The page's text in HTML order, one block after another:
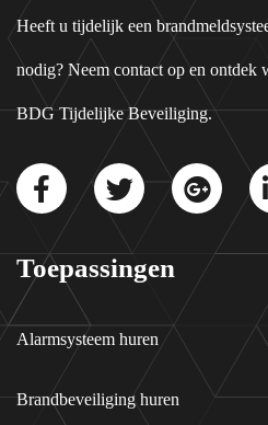
Heeft u tijdelijk een
nodig? Neem contact op en ontdek
BDG Tijdelijke Beveiliging.
Toepassingen
Alarmsysteem huren
Brandbeveiliging huren